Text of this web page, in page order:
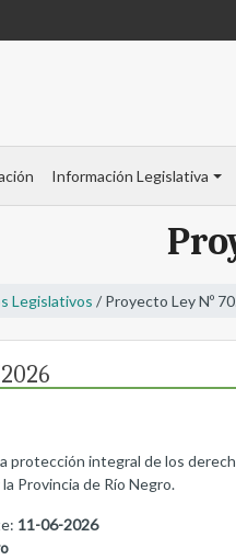
Información Legislativa
Legislativos / Proyecto Ley Nº
protección integral de los
Provincia de Río Negro.
11-06-2026